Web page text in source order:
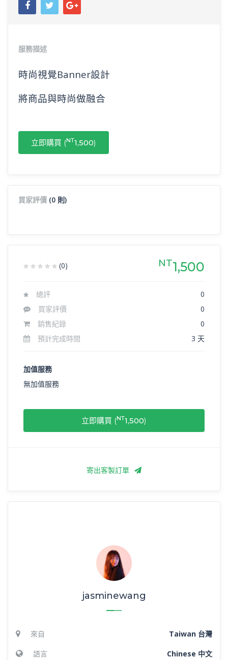
服務描述
時尚視覺Banner設計
將商品與時尚做融合
立即購買 (NT1,500)
買家評價 (0 則)
(0) NT1,500
總評
0
買家評價
0
銷售紀錄
0
預計完成時間
3 天
立即購買 (NT1,500)
加值服務
無加值服務
寄出客製訂單
jasminewang
來自 Taiwan 台灣
語言 Chinese 中文